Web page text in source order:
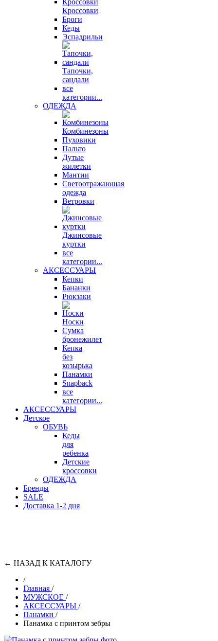
Кроссовки
Броги
Кеды
Эспадрильи
Тапочки,
сандали
все
категории...
ОДЕЖДА
Комбинезоны
Пуховики
Пальто
Дутые
жилетки
Мантии
Светоотражающая
одежда
Ветровки
Джинсовые
куртки
все
категории...
АКСЕССУАРЫ
Кепки
Бананки
Рюкзаки
Носки
Сумка
бронежилет
Кепка
без
козырька
Панамки
Snapback
все
категории...
АКСЕССУАРЫ
Детское
ОБУВЬ
Кеды
для
ребенка
Детские
кроссовки
ОДЕЖДА
Бренды
SALE
Доставка 1-2 дня
← НАЗАД К КАТАЛОГУ
/
Главная /
МУЖСКОЕ /
АКСЕССУАРЫ /
Панамки /
Панамка с принтом зебры